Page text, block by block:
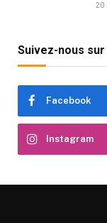
20
Suivez-nous
Facebook
Instagram